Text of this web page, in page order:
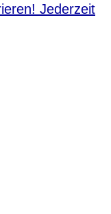
Jederzeit